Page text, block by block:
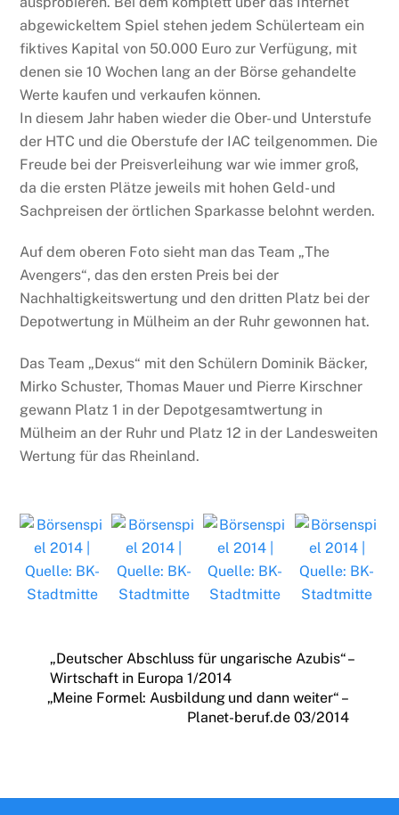
abgewickeltem Spiel stehen jedem Schülerteam ein
fiktives Kapital von 50.000 Euro zur Verfügung, mit
denen sie 10 Wochen lang an der Börse gehandelte
Werte kaufen und verkaufen können.
In diesem Jahr haben wieder die Ober- und Unterstufe
der HTC und die Oberstufe der IAC teilgenommen. Die
Freude bei der Preisverleihung war wie immer groß,
da die ersten Plätze jeweils mit hohen Geld- und
Sachpreisen der örtlichen Sparkasse belohnt werden.
Auf dem oberen Foto sieht man das Team „The
Avengers“, das den ersten Preis bei der
Nachhaltigkeitswertung und den dritten Platz bei der
Depotwertung in Mülheim an der Ruhr gewonnen hat.
Das Team „Dexus“ mit den Schülern Dominik Bäcker,
Mirko Schuster, Thomas Mauer und Pierre Kirschner
gewann Platz 1 in der Depotgesamtwertung in
Mülheim an der Ruhr und Platz 12 in der Landesweiten
Wertung für das Rheinland.
„Deutscher Abschluss für ungarische Azubis“ –
Wirtschaft in Europa 1/2014
„Meine Formel: Ausbildung und dann weiter“ –
Planet-beruf.de 03/2014